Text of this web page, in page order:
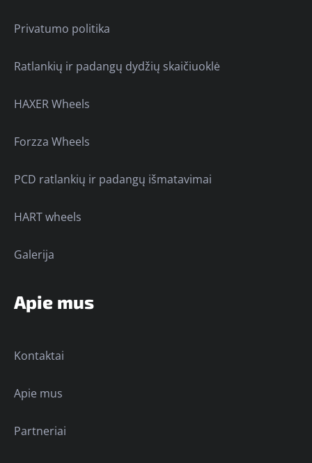
Privatumo politika
Ratlankių ir padangų dydžių skaičiuoklė
HAXER Wheels
Forzza Wheels
PCD ratlankių ir padangų išmatavimai
HART wheels
Galerija
Apie mus
Kontaktai
Apie mus
Partneriai